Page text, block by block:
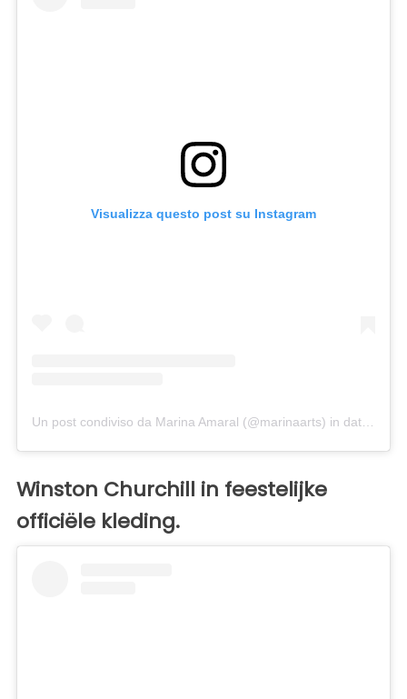
Visualizza questo post su Instagram
Un post condiviso da Marina Amaral (@marinaarts) in data:
Winston Churchill in feestelijke
officiële kleding.